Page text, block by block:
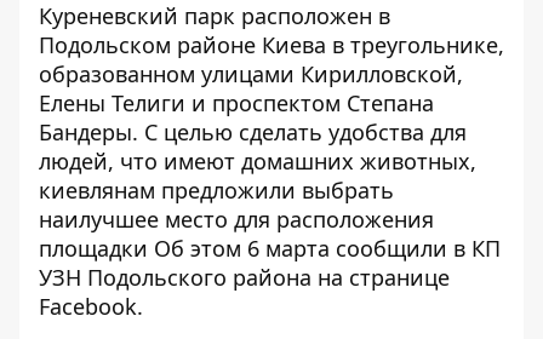
Куреневский парк расположен в
Подольском районе Киева в треугольнике,
образованном улицами Кирилловской,
Елены Телиги и проспектом Степана
Бандеры. С целью сделать удобства для
людей, что имеют домашних животных,
киевлянам предложили выбрать
наилучшее место для расположения
площадки Об этом 6 марта сообщили в КП
УЗН Подольского района на странице
Facebook.